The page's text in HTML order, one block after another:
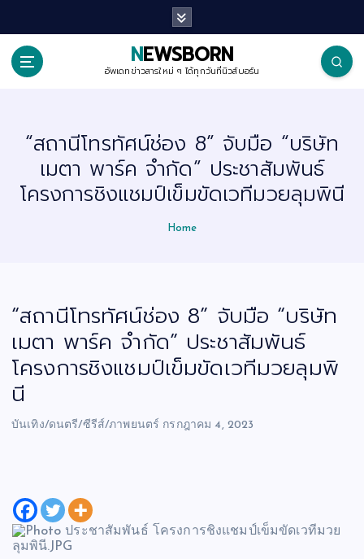
i
NEWSBORN
อัพเดทข่าวสารใหม่ ๆ ได้ทุกวันที่นิวส์บอร์น
“สถานีโทรทัศน์ช่อง 8” จับมือ “บริษัท
เมตา พาร์ค จำกัด” ประชาสัมพันธ์
โครงการชิงแชมป์เข็มขัดเวทีมวยลุมพินี
Home
“สถานีโทรทัศน์ช่อง 8” จับมือ “บริษัท
เมตา พาร์ค จำกัด” ประชาสัมพันธ์
โครงการชิงแชมป์เข็มขัดเวทีมวยลุมพิ
นี
บันเทิง/ดนตรี/ซีรีส์/ภาพยนตร์ กรกฎาคม 4, 2023